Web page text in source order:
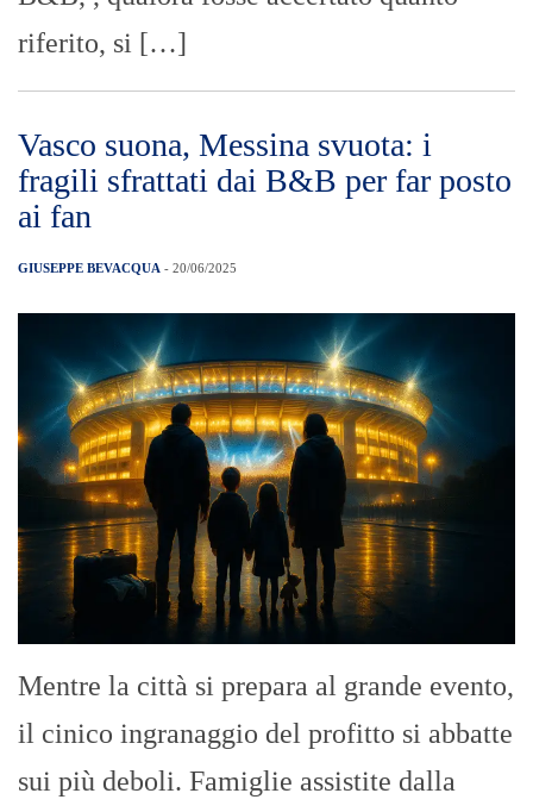
riferito, si […]
Vasco suona, Messina svuota: i
fragili sfrattati dai B&B per far posto
ai fan
GIUSEPPE BEVACQUA - 20/06/2025
Mentre la città si prepara al grande evento,
il cinico ingranaggio del profitto si abbatte
sui più deboli. Famiglie assistite dalla